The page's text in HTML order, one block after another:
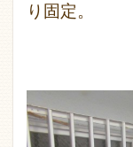
り固定。